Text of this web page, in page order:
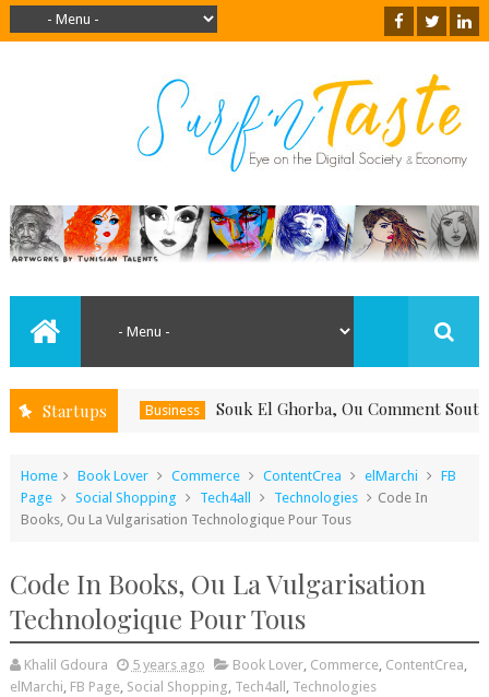
StartupsBusiness Souk El Ghorba, Ou Comment Soutenir Le
Home Book Lover Commerce ContentCrea elMarchi
FB
Page
Social Shopping Tech4all Technologies
Code In
Books, Ou La Vulgarisation Technologique Pour Tous
Code In Books, Ou La Vulgarisation
Technologique Pour Tous
Khalil Gdoura 5 years ago Book Lover, Commerce, ContentCrea,
elMarchi, FB Page, Social Shopping, Tech4all , Technologies